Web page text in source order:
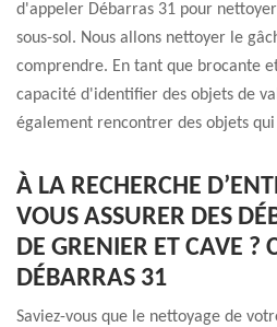
d'appeler Débarras 31 pour
sous-sol. Nous allons nettoyer le
comprendre. En tant que brocante
capacité d'identifier des objets de
également rencontrer des objets
À LA RECHERCHE
VOUS ASSURER DES
DE GRENIER ET CAVE ?
DÉBARRAS 31
Saviez-vous que le nettoyage de